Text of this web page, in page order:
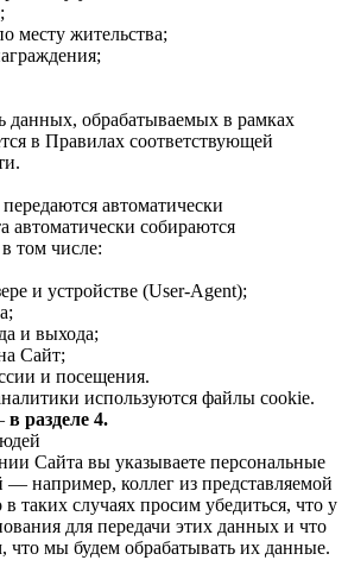
месту жительства;
данных, обрабатываемых в рамках
в Правилах соответствующей
автоматически
собираются
том числе:
и устройстве (User-Agent);
и выхода;
Сайт;
и посещения.
используются файлы cookie.
в разделе 4.
Сайта вы указываете персональные
например, коллег из представляемой
таких случаях просим убедиться, что у
для передачи этих данных и что
что мы будем обрабатывать их данные.